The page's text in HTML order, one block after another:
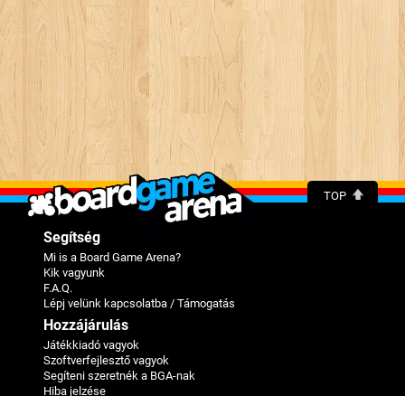
TOP
Segítség
Mi is a Board Game Arena?
Kik vagyunk
F.A.Q.
Lépj velünk kapcsolatba / Támogatás
Hozzájárulás
Játékkiadó vagyok
Szoftverfejlesztő vagyok
Segíteni szeretnék a BGA-nak
Hiba jelzése